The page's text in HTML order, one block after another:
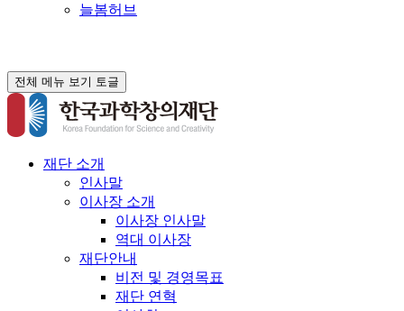
늘봄허브
전체 메뉴 보기 토글
재단 소개
인사말
이사장 소개
이사장 인사말
역대 이사장
재단안내
비전 및 경영목표
재단 연혁